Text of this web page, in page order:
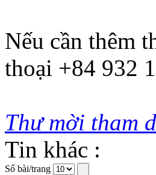
Nếu cần thêm
thoại +84 932
Thư mời tham
Tin khác :
Số bài/trang